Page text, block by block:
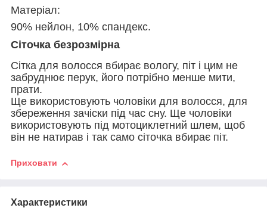
Матеріал:
90% нейлон, 10% спандекс.
Сіточка безрозмірна
Сітка для волосся вбирає вологу, піт і цим не
забруднює перук, його потрібно менше мити,
прати.
Ще використовують чоловіки для волосся, для
збереження зачіски під час сну. Ще чоловіки
використовують під мотоциклетний шлем, щоб
він не натирав і так само сіточка вбирає піт.
Приховати
Характеристики